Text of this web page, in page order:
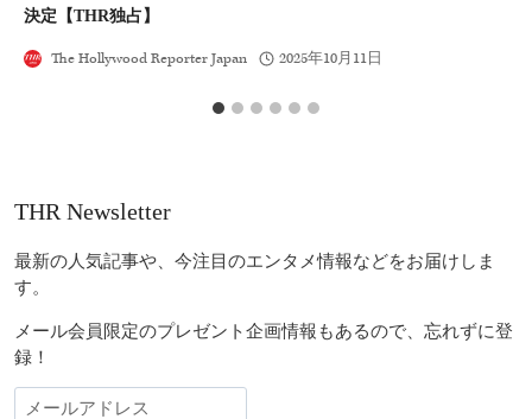
決定【THR独占】
The Hollywood Reporter Japan 2025年10月11日
THR Newsletter
最新の人気記事や、今注目のエンタメ情報などをお届けしま
す。
メール会員限定のプレゼント企画情報もあるので、忘れずに登
録！